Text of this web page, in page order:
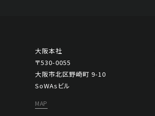
大阪本社
〒530-0055
大阪市北区野崎町 9-10
SoWAsビル
MAP